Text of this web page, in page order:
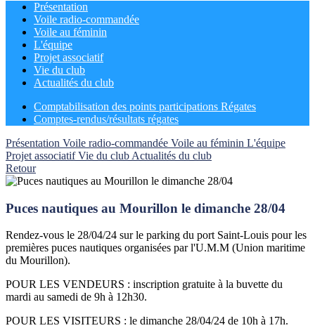
Présentation
Voile radio-commandée
Voile au féminin
L'équipe
Projet associatif
Vie du club
Actualités du club
Comptabilisation des points participations Régates
Comptes-rendus/résultats régates
Présentation Voile radio-commandée Voile au féminin L'équipe
Projet associatifVie du club Actualités du club
Retour
Puces nautiques au Mourillon le dimanche 28/04
Rendez-vous le 28/04/24 sur le parking du port Saint-Louis pour les
premières puces nautiques organisées par l'U.M.M (Union maritime
du Mourillon).
POUR LES VENDEURS : inscription gratuite à la buvette du
mardi au samedi de 9h à 12h30.
POUR LES VISITEURS : le dimanche 28/04/24 de 10h à 17h.